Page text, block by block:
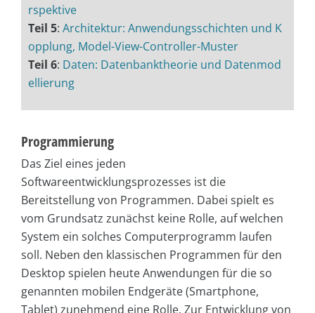
rspektive
Teil 5: Architektur: Anwendungsschichten und K
opplung, Model-View-Controller-Muster
Teil 6: Daten: Datenbanktheorie und Datenmod
ellierung
Programmierung
Das Ziel eines jeden
Softwareentwicklungsprozesses ist die
Bereitstellung von Programmen. Dabei spielt es
vom Grundsatz zunächst keine Rolle, auf welchen
System ein solches Computerprogramm laufen
soll. Neben den klassischen Programmen für den
Desktop spielen heute Anwendungen für die so
genannten mobilen Endgeräte (Smartphone,
Tablet) zunehmend eine Rolle. Zur Entwicklung von